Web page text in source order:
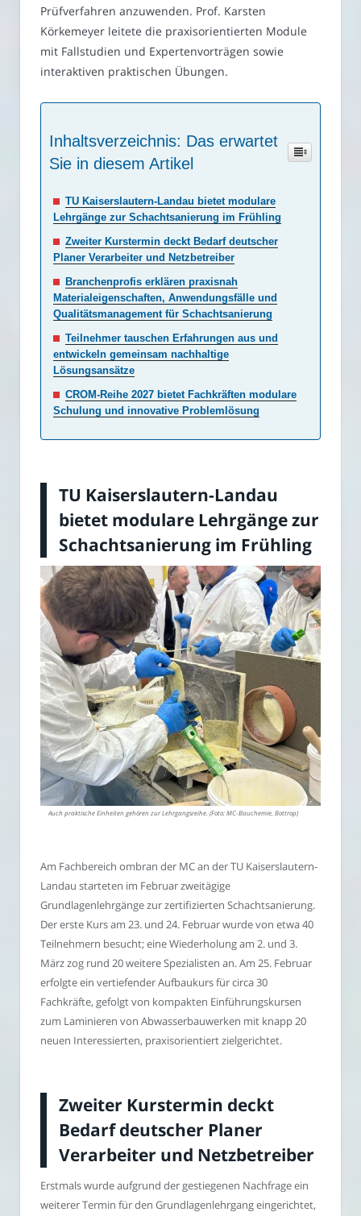
Prüfverfahren anzuwenden. Prof. Karsten
Körkemeyer leitete die praxisorientierten Module
mit Fallstudien und Expertenvorträgen sowie
interaktiven praktischen Übungen.
Inhaltsverzeichnis: Das erwartet
Sie in diesem Artikel
TU Kaiserslautern-Landau bietet modulare
Lehrgänge zur Schachtsanierung im Frühling
Zweiter Kurstermin deckt Bedarf deutscher
Planer Verarbeiter und Netzbetreiber
Branchenprofis erklären praxisnah
Materialeigenschaften, Anwendungsfälle und
Qualitätsmanagement für Schachtsanierung
Teilnehmer tauschen Erfahrungen aus und
entwickeln gemeinsam nachhaltige
Lösungsansätze
CROM-Reihe 2027 bietet Fachkräften modulare
Schulung und innovative Problemlösung
TU Kaiserslautern-Landau
bietet modulare Lehrgänge zur
Schachtsanierung im Frühling
Auch praktische Einheiten gehören zur Lehrgangsreihe. (Foto: MC-Bauchemie, Bottrop)
Am Fachbereich ombran der MC an der TU Kaiserslautern-
Landau starteten im Februar zweitägige
Grundlagenlehrgänge zur zertifizierten Schachtsanierung.
Der erste Kurs am 23. und 24. Februar wurde von etwa 40
Teilnehmern besucht; eine Wiederholung am 2. und 3.
März zog rund 20 weitere Spezialisten an. Am 25. Februar
erfolgte ein vertiefender Aufbaukurs für circa 30
Fachkräfte, gefolgt von kompakten Einführungskursen
zum Laminieren von Abwasserbauwerken mit knapp 20
neuen Interessierten, praxisorientiert zielgerichtet.
Zweiter Kurstermin deckt
Bedarf deutscher Planer
Verarbeiter und Netzbetreiber
Erstmals wurde aufgrund der gestiegenen Nachfrage ein
weiterer Termin für den Grundlagenlehrgang eingerichtet,